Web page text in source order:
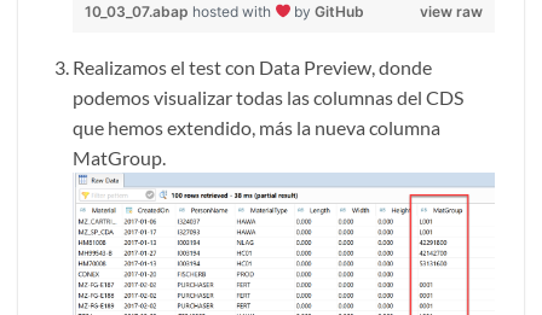
view raw
10_03_07.abap hosted with byGitHub
Realizamos el test con Data Preview, donde
podemos visualizar todas las columnas del CDS
que hemos extendido, más la nueva columna
MatGroup.